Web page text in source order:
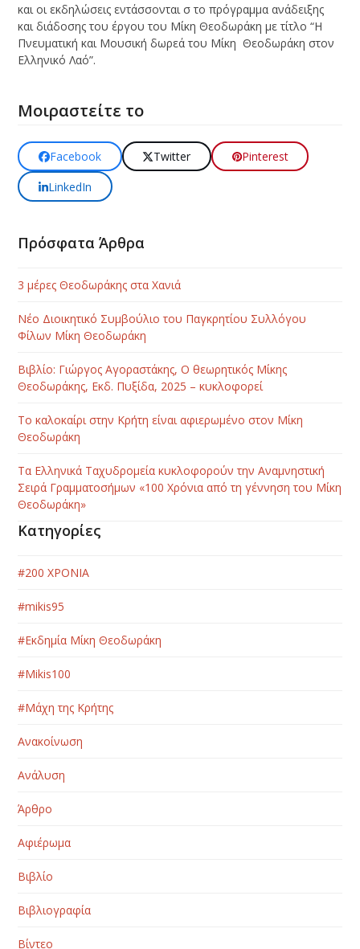
και οι εκδηλώσεις εντάσσονται σ το πρόγραμμα ανάδειξης
και διάδοσης του έργου του Μίκη Θεοδωράκη με τίτλο “Η
Πνευματική και Μουσική δωρεά του Μίκη Θεοδωράκη στον
Ελληνικό Λαό”.
Μοιραστείτε το
Facebook Twitter
Pinterest
LinkedIn
Πρόσφατα Άρθρα
3 μέρες Θεοδωράκης στα Χανιά
Νέο Διοικητικό Συμβούλιο του Παγκρητίου Συλλόγου
Φίλων Μίκη Θεοδωράκη
Βιβλίο: Γιώργος Αγοραστάκης, Ο θεωρητικός Μίκης
Θεοδωράκης, Εκδ. Πυξίδα, 2025 – κυκλοφορεί
Το καλοκαίρι στην Κρήτη είναι αφιερωμένο στον Μίκη
Θεοδωράκη
Τα Ελληνικά Ταχυδρομεία κυκλοφορούν την Αναμνηστική
Σειρά Γραμματοσήμων «100 Χρόνια από τη γέννηση του Μίκη
Θεοδωράκη»
Κατηγορίες
#200 ΧΡΟΝΙΑ
#mikis95
#Εκδημία Μίκη Θεοδωράκη
#Μikis100
#Μάχη της Κρήτης
Ανακοίνωση
Ανάλυση
Άρθρο
Αφιέρωμα
Βιβλίο
Βιβλιογραφία
Βίντεο